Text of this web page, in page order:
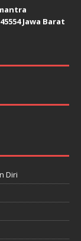
Jawa Barat
Diri